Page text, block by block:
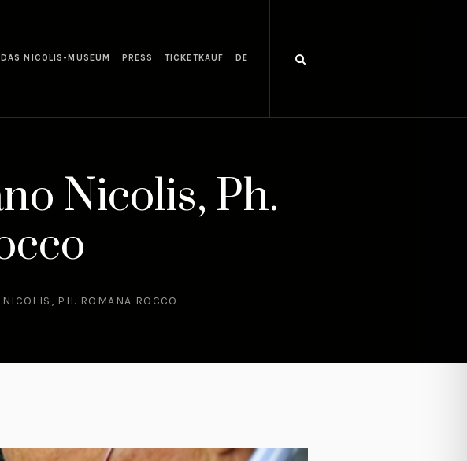
DAS NICOLIS-MUSEUM PRESS TICKETKAUF DE
Nicolis, Ph.
PH. ROMANA ROCCO